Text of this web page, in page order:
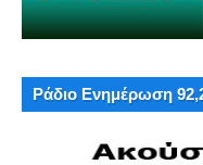
Ράδιο Ενημέρωση